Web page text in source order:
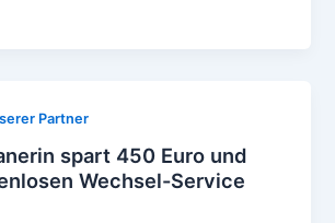
Partner
spart 450 Euro und
Wechsel-Service